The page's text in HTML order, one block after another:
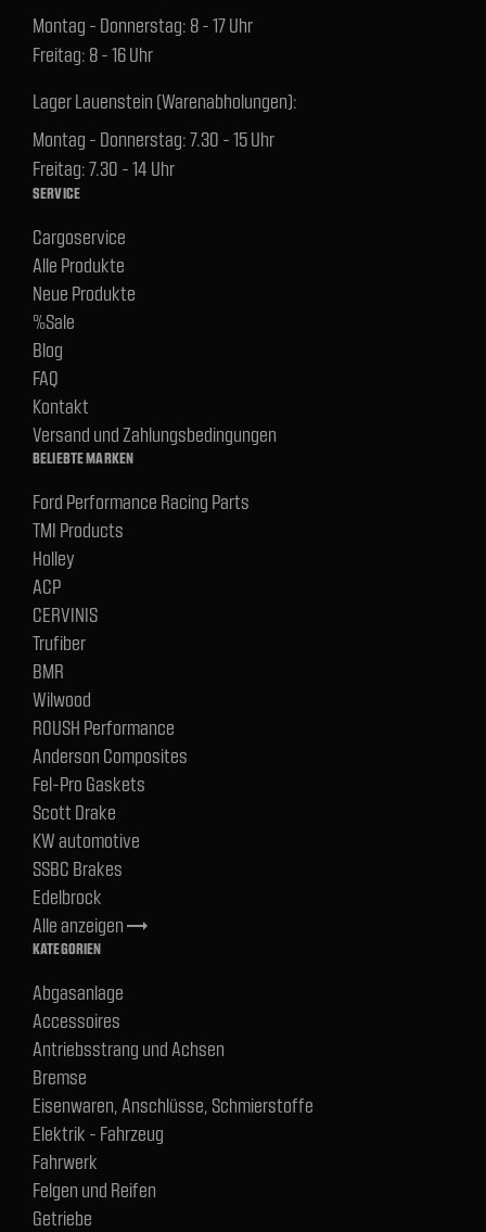
Montag - Donnerstag: 8 - 17 Uhr
Freitag: 8 - 16 Uhr
Lager Lauenstein (Warenabholungen):
Montag - Donnerstag: 7.30 - 15 Uhr
Freitag: 7.30 - 14 Uhr
SERVICE
Cargoservice
Alle Produkte
Neue Produkte
%Sale
Blog
FAQ
Kontakt
Versand und Zahlungsbedingungen
BELIEBTE MARKEN
Ford Performance Racing Parts
TMI Products
Holley
ACP
CERVINIS
Trufiber
BMR
Wilwood
ROUSH Performance
Anderson Composites
Fel-Pro Gaskets
Scott Drake
KW automotive
SSBC Brakes
Edelbrock
Alle anzeigentrending_flat
KATEGORIEN
Abgasanlage
Accessoires
Antriebsstrang und Achsen
Bremse
Eisenwaren, Anschlüsse, Schmierstoffe
Elektrik - Fahrzeug
Fahrwerk
Felgen und Reifen
Getriebe